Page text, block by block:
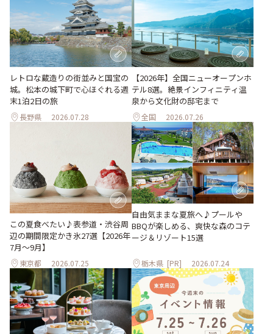
レトロな蔵造りの街並みと国宝の
城。松本の城下町で心ほぐれる週
末1泊2日の旅
長野県 2026.07.28
【2026年】全国ニューオープンホ
テル8選。絶景インフィニティ温
泉から文化財の邸宅まで
全国 2026.07.26
この夏食べたい♪表参道・渋谷周
辺の期間限定かき氷27選【2026年
7月～9月】
東京都 2026.07.25
自由気ままな夏旅へ♪プールや
BBQが楽しめる、爽快な森のコテ
ージ＆リゾート15選
栃木県 [PR] 2026.07.24